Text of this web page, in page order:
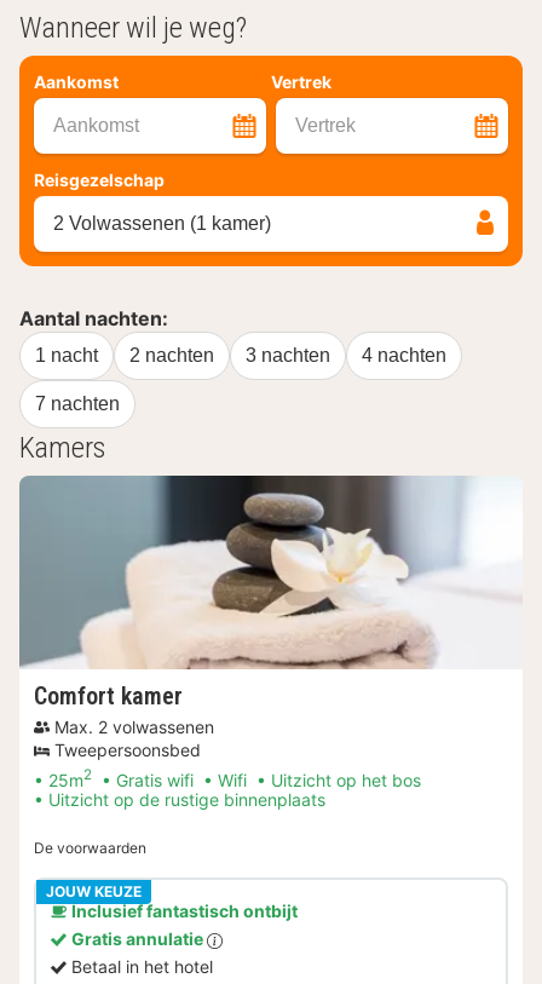
Wanneer wil je weg?
Aankomst Vertrek
Aankomst Vertrek
Reisgezelschap
2 Volwassenen (1 kamer)
Aantal nachten:
1 nacht 2 nachten 3 nachten 4 nachten
7 nachten
Kamers
Comfort kamer
Max. 2 volwassenen
Tweepersoonsbed
25m2 Gratis wifi Wifi
Uitzicht op het bos
Uitzicht op de rustige binnenplaats
De voorwaarden
JOUW KEUZE
Inclusief fantastisch ontbijt
Gratis annulatie
Betaal in het hotel